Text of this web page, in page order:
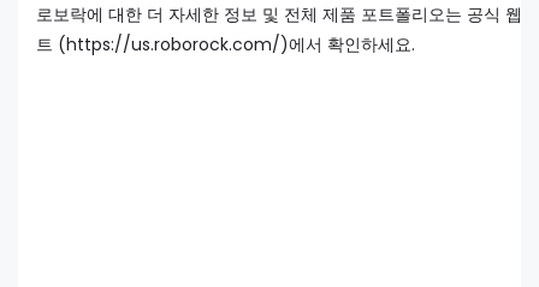
로보락에 대한 더 자세한 정보 및 전체 제품 포트폴리오는 공식 웹
트 (https://us.roborock.com/)에서 확인하세요.